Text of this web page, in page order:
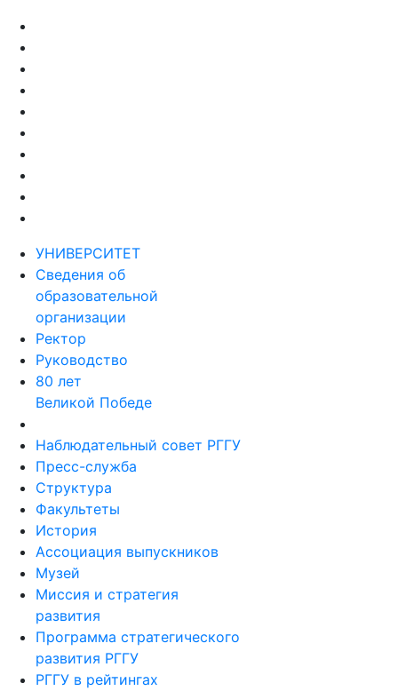
УНИВЕРСИТЕТ
Сведения об
образовательной
организации
Ректор
Руководство
80 лет
Великой Победе
Наблюдательный совет РГГУ
Пресс-служба
Структура
Факультеты
История
Ассоциация выпускников
Музей
Миссия и стратегия
развития
Программа стратегического
развития РГГУ
РГГУ в рейтингах